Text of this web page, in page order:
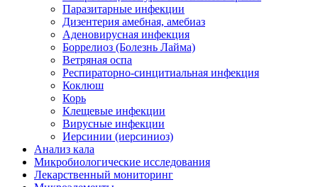
Паразитарные инфекции
Дизентерия амебная, амебиаз
Аденовирусная инфекция
Боррелиоз (Болезнь Лайма)
Ветряная оспа
Респираторно-синцитиальная инфекция
Коклюш
Корь
Клещевые инфекции
Вирусные инфекции
Иерсинии (иерсиниоз)
Анализ кала
Микробиологические исследования
Лекарственный мониторинг